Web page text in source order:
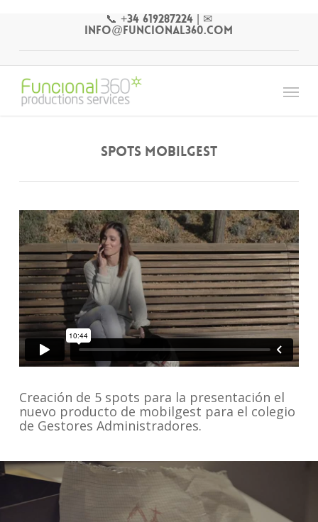
content
📞 +34 619287224| ✉
info@funcional360.com
Menu
Spots MobilGest
Creación de 5 spots para la presentación el
nuevo producto de mobilgest para el colegio
de Gestores Administradores.